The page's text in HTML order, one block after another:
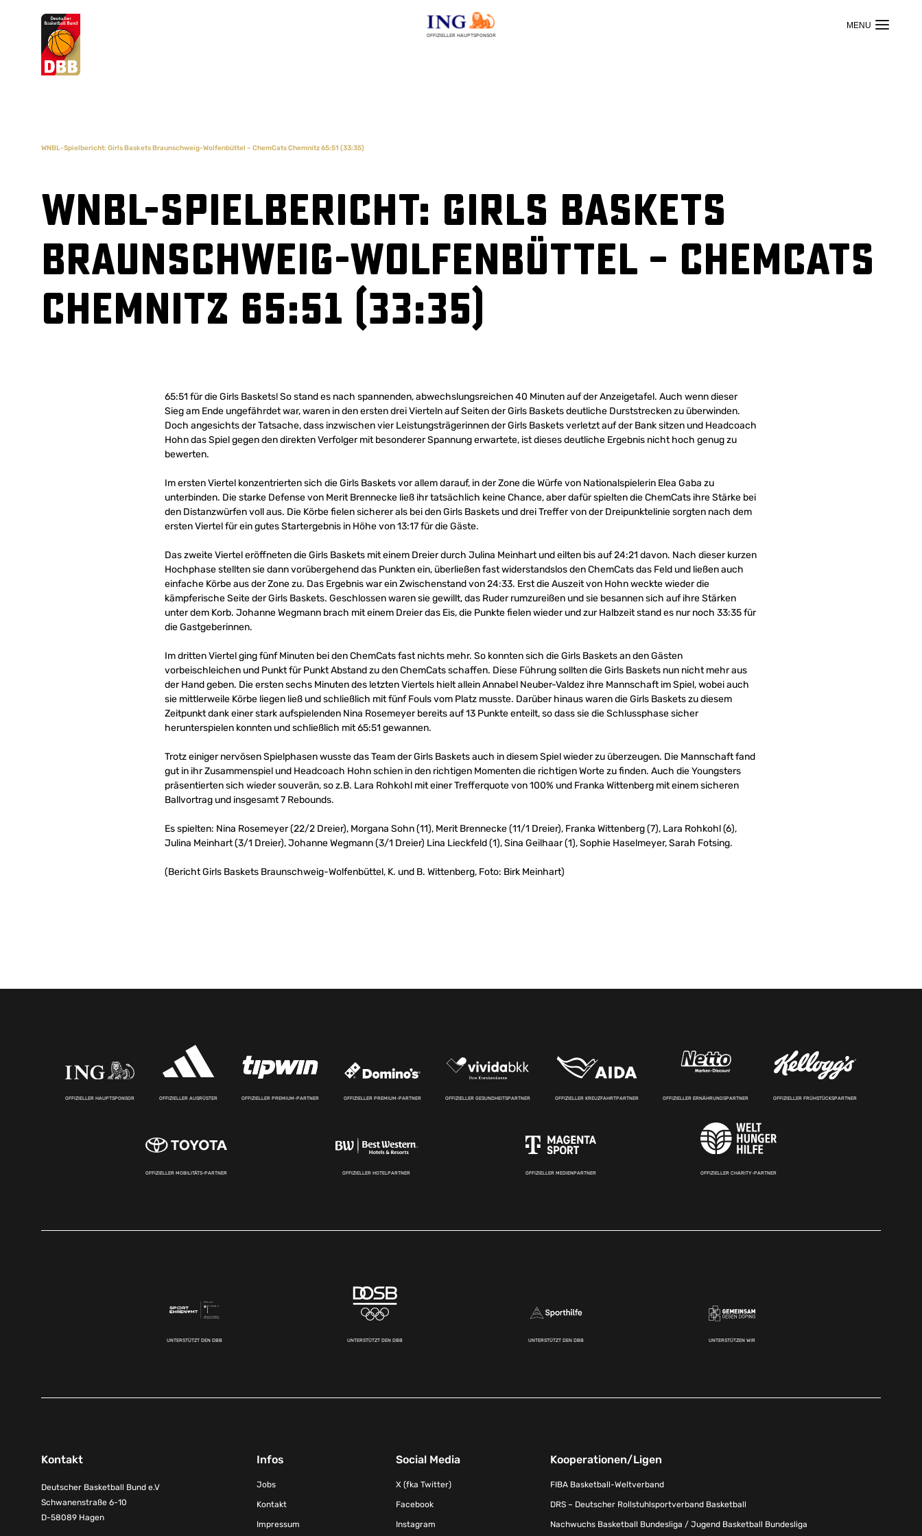
OFFIZIELLER HAUPTSPONSOR
Suchvorschläge
WNBL-Spielbericht: Girls Baskets Braunschweig-Wolfenbüttel – ChemCats Chemnitz 65:51 (33:35)
WNBL-Spielbericht: Girls Baskets
Braunschweig-Wolfenbüttel – ChemCats
Chemnitz 65:51 (33:35)
65:51 für die Girls Baskets! So stand es nach spannenden, abwechslungsreichen 40 Minuten auf der Anzeigetafel. Auch wenn dieser
Sieg am Ende ungefährdet war, waren in den ersten drei Vierteln auf Seiten der Girls Baskets deutliche Durststrecken zu überwinden.
Doch angesichts der Tatsache, dass inzwischen vier Leistungsträgerinnen der Girls Baskets verletzt auf der Bank sitzen und Headcoach
Hohn das Spiel gegen den direkten Verfolger mit besonderer Spannung erwartete, ist dieses deutliche Ergebnis nicht hoch genug zu
bewerten.
Im ersten Viertel konzentrierten sich die Girls Baskets vor allem darauf, in der Zone die Würfe von Nationalspielerin Elea Gaba zu
unterbinden. Die starke Defense von Merit Brennecke ließ ihr tatsächlich keine Chance, aber dafür spielten die ChemCats ihre Stärke bei
den Distanzwürfen voll aus. Die Körbe fielen sicherer als bei den Girls Baskets und drei Treffer von der Dreipunktelinie sorgten nach dem
ersten Viertel für ein gutes Startergebnis in Höhe von 13:17 für die Gäste.
Das zweite Viertel eröffneten die Girls Baskets mit einem Dreier durch Julina Meinhart und eilten bis auf 24:21 davon. Nach dieser kurzen
Hochphase stellten sie dann vorübergehend das Punkten ein, überließen fast widerstandslos den ChemCats das Feld und ließen auch
einfache Körbe aus der Zone zu. Das Ergebnis war ein Zwischenstand von 24:33. Erst die Auszeit von Hohn weckte wieder die
kämpferische Seite der Girls Baskets. Geschlossen waren sie gewillt, das Ruder rumzureißen und sie besannen sich auf ihre Stärken
unter dem Korb. Johanne Wegmann brach mit einem Dreier das Eis, die Punkte fielen wieder und zur Halbzeit stand es nur noch 33:35 für
die Gastgeberinnen.
Im dritten Viertel ging fünf Minuten bei den ChemCats fast nichts mehr. So konnten sich die Girls Baskets an den Gästen
vorbeischleichen und Punkt für Punkt Abstand zu den ChemCats schaffen. Diese Führung sollten die Girls Baskets nun nicht mehr aus
der Hand geben. Die ersten sechs Minuten des letzten Viertels hielt allein Annabel Neuber-Valdez ihre Mannschaft im Spiel, wobei auch
sie mittlerweile Körbe liegen ließ und schließlich mit fünf Fouls vom Platz musste. Darüber hinaus waren die Girls Baskets zu diesem
Zeitpunkt dank einer stark aufspielenden Nina Rosemeyer bereits auf 13 Punkte enteilt, so dass sie die Schlussphase sicher
herunterspielen konnten und schließlich mit 65:51 gewannen.
Trotz einiger nervösen Spielphasen wusste das Team der Girls Baskets auch in diesem Spiel wieder zu überzeugen. Die Mannschaft fand
gut in ihr Zusammenspiel und Headcoach Hohn schien in den richtigen Momenten die richtigen Worte zu finden. Auch die Youngsters
präsentierten sich wieder souverän, so z.B. Lara Rohkohl mit einer Trefferquote von 100% und Franka Wittenberg mit einem sicheren
Ballvortrag und insgesamt 7 Rebounds.
Es spielten: Nina Rosemeyer (22/2 Dreier), Morgana Sohn (11), Merit Brennecke (11/1 Dreier), Franka Wittenberg (7), Lara Rohkohl (6),
Julina Meinhart (3/1 Dreier), Johanne Wegmann (3/1 Dreier) Lina Lieckfeld (1), Sina Geilhaar (1), Sophie Haselmeyer, Sarah Fotsing.
(Bericht Girls Baskets Braunschweig-Wolfenbüttel, K. und B. Wittenberg, Foto: Birk Meinhart)
OFFIZIELLER HAUPTSPONSOR OFFIZIELLER AUSRÜSTER OFFIZIELLER PREMIUM-PARTNER OFFIZIELLER PREMIUM-PARTNER OFFIZIELLER GESUNDHEITSPARTNER OFFIZIELLER KREUZFAHRTPARTNER OFFIZIELLER ERNÄHRUNGSPARTNER OFFIZIELLER FRÜHSTÜCKSPARTNER
OFFIZIELLER MOBILITÄTS-PARTNER OFFIZIELLER HOTELPARTNER OFFIZIELLER MEDIENPARTNER OFFIZIELLER CHARITY-PARTNER
UNTERSTÜTZT DEN DBB UNTERSTÜTZT DEN DBB UNTERSTÜTZT DEN DBB UNTERSTÜTZEN WIR
Kontakt
Deutscher Basketball Bund e.V
Schwanenstraße 6-10
D-58089 Hagen
Infos
Jobs
Kontakt
Impressum
Social Media
X (fka Twitter)
Facebook
Instagram
Kooperationen/Ligen
FIBA Basketball-Weltverband
DRS – Deutscher Rollstuhlsportverband Basketball
Nachwuchs Basketball Bundesliga / Jugend Basketball Bundesliga